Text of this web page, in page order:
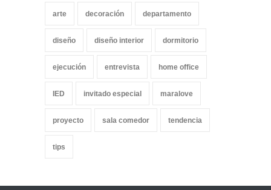
arte decoración departamento
diseño diseño interior dormitorio
ejecución entrevista home office
IED invitado especial maralove
proyecto sala comedor tendencia
tips